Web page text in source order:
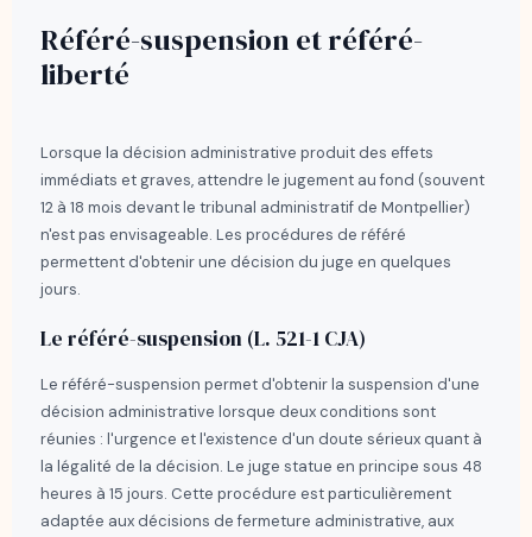
Référé-suspension et référé-
liberté
Lorsque la décision administrative produit des effets
immédiats et graves, attendre le jugement au fond (souvent
12 à 18 mois devant le tribunal administratif de Montpellier)
n'est pas envisageable. Les procédures de référé
permettent d'obtenir une décision du juge en quelques
jours.
Le référé-suspension (L. 521-1 CJA)
Le référé-suspension permet d'obtenir la suspension d'une
décision administrative lorsque deux conditions sont
réunies : l'urgence et l'existence d'un doute sérieux quant à
la légalité de la décision. Le juge statue en principe sous 48
heures à 15 jours. Cette procédure est particulièrement
adaptée aux décisions de fermeture administrative, aux